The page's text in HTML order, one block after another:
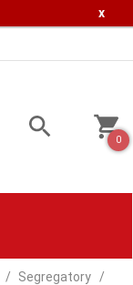
x
0
Segregatory